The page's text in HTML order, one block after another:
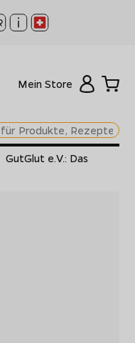
Mein Store
GutGlut e.V.: Das